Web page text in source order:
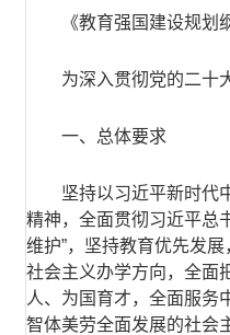
《教育强国建设规划
为深入贯彻党的二十
一、总体要求
坚持以习近平新时代
精神，全面贯彻习近平总
维护”，坚持教育优先发
社会主义办学方向，全面
人、为国育才，全面服务
智体美劳全面发展的社会